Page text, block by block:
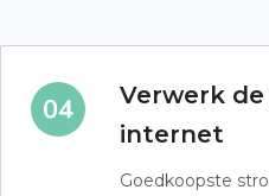
Verwerk
internet
Goedkoopste